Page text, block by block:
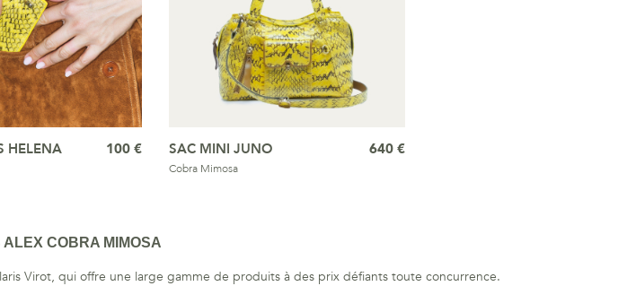
HELENA 100 € SAC MINI JUNO
Cobra Mimosa
640 €
ALEX COBRA MIMOSA
Virot, qui offre une large gamme de produits à des prix défiants toute concurrence.